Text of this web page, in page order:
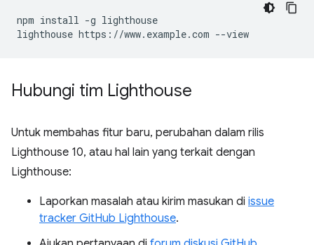
npm install -g lighthouse
Hubungi tim Lighthouse
Untuk membahas fitur baru, perubahan dalam rilis
Lighthouse 10, atau hal lain yang terkait dengan
Lighthouse:
Laporkan masalah atau kirim masukan di issue
tracker GitHub Lighthouse.